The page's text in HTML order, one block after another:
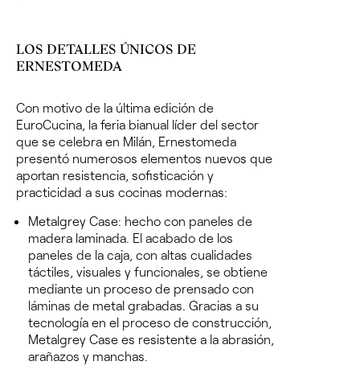
LOS DETALLES ÚNICOS DE
ERNESTOMEDA
Con motivo de la última edición de
EuroCucina, la feria bianual líder del sector
que se celebra en Milán, Ernestomeda
presentó numerosos elementos nuevos que
aportan resistencia, sofisticación y
practicidad a sus cocinas modernas:
Metalgrey Case: hecho con paneles de
madera laminada. El acabado de los
paneles de la caja, con altas cualidades
táctiles, visuales y funcionales, se obtiene
mediante un proceso de prensado con
láminas de metal grabadas. Gracias a su
tecnología en el proceso de construcción,
Metalgrey Case es resistente a la abrasión,
arañazos y manchas.